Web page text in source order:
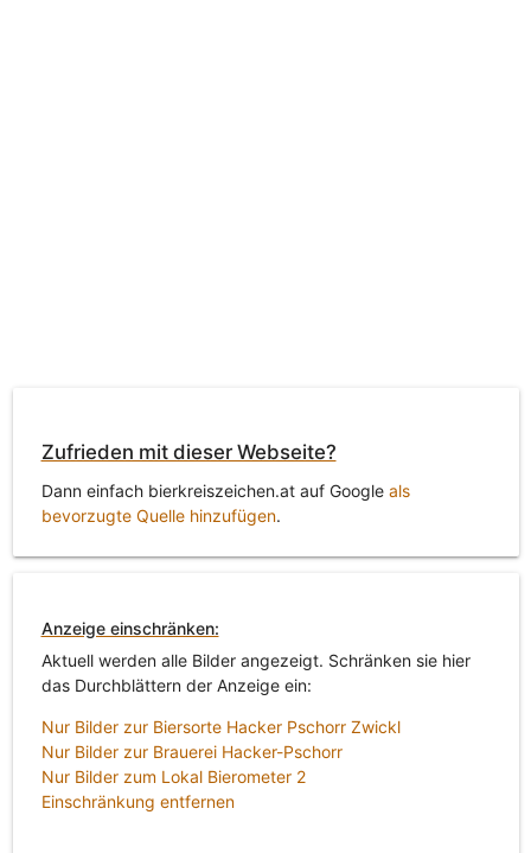
Zufrieden mit dieser Webseite?
Dann einfach bierkreiszeichen.at auf Google als
bevorzugte Quelle hinzufügen.
Anzeige einschränken:
Aktuell werden alle Bilder angezeigt. Schränken sie hier
das Durchblättern der Anzeige ein:
Nur Bilder zur Biersorte Hacker Pschorr Zwickl
Nur Bilder zur Brauerei Hacker-Pschorr
Nur Bilder zum Lokal Bierometer 2
Einschränkung entfernen